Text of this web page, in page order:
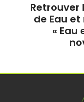
Retrouver
de Eau
« Eau